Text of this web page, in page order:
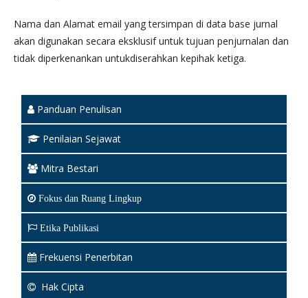
Nama dan Alamat email yang tersimpan di data base jurnal
akan digunakan secara eksklusif untuk tujuan penjurnalan dan
tidak diperkenankan untukdiserahkan kepihak ketiga.
Panduan Penulisan
Penilaian Sejawat
Mitra Bestari
Fokus dan Ruang Lingkup
Etika Publikasi
Frekuensi Penerbitan
Hak Cipta